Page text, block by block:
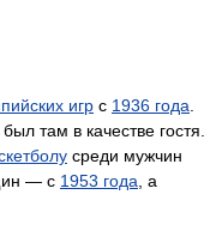
игр с 1936 года
был там в качестве гостя.
среди мужчин
— с 1953 года , а